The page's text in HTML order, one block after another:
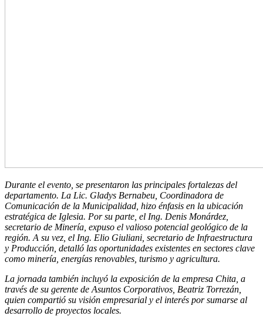
Durante el evento, se presentaron las principales fortalezas del
departamento. La Lic. Gladys Bernabeu, Coordinadora de
Comunicación de la Municipalidad, hizo énfasis en la ubicación
estratégica de Iglesia. Por su parte, el Ing. Denis Monárdez,
secretario de Minería, expuso el valioso potencial geológico de la
región. A su vez, el Ing. Elio Giuliani, secretario de Infraestructura
y Producción, detalló las oportunidades existentes en sectores clave
como minería, energías renovables, turismo y agricultura.
La jornada también incluyó la exposición de la empresa Chita, a
través de su gerente de Asuntos Corporativos, Beatriz Torrezán,
quien compartió su visión empresarial y el interés por sumarse al
desarrollo de proyectos locales.